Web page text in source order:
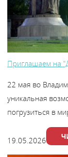
Приглашаем на
22 мая во
уникальная
погрузиться в
19.05.2026